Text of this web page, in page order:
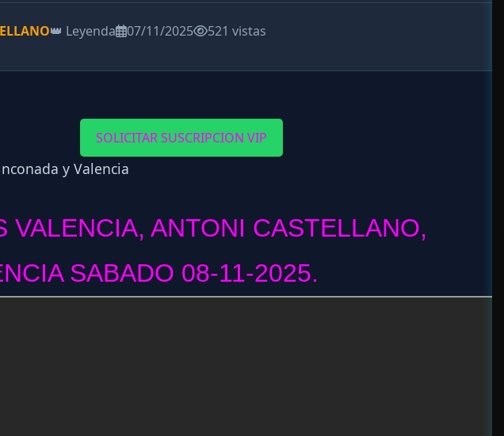
👑 Leyenda 07/11/2025 521 vistas
SOLICITAR SUSCRIPCION VIP
VALENCIA, ANTONI CASTELLANO,
SABADO 08-11-2025.